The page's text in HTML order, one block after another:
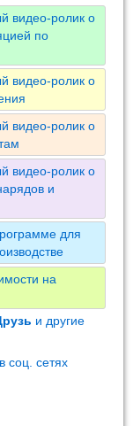
видео-ролик о
по
видео-ролик о
видео-ролик о
видео-ролик о
и
для
на
и другие
соц. сетях